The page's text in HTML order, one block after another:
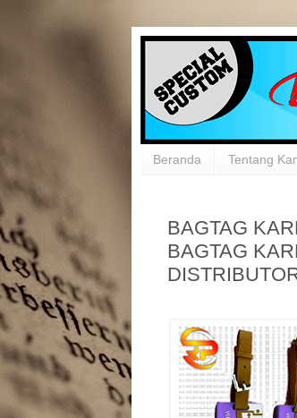
Beranda Tentang
BAGTAG
BAGTAG